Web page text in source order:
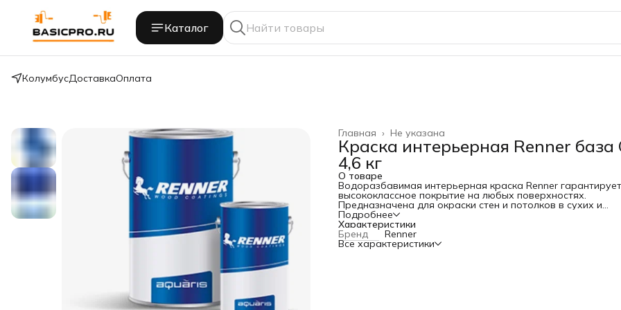
Каталог
КолумбусДоставкаОплата
Не указана
Главная ›
Краска интерьерная Renner база
4,6 кг
О товаре
Водоразбавимая интерьерная краска Renner гарантирует
высококлассное покрытие на любых поверхностях.
Предназначена для окраски стен и потолков в сухих и
влажных внутренних помещениях. Подходит для окраски
оштукатуренных, бетонных, зашпатлеванных,
древесностружечных и древесноволокнистых
также поверхностей из гипсокартона без грунта и
предварительной шлифовки.
Подробнее
Характеристики
Бренд Renner
Все характеристики